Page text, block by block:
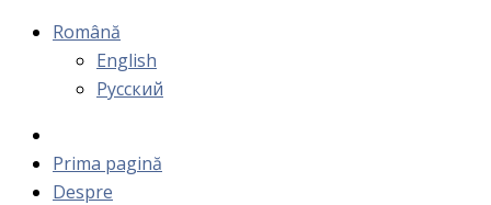
Română
English
Русский
Prima pagină
Despre